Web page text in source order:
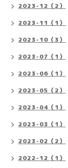
2023-12（2）
2023-11（1）
2023-10（3）
2023-07（1）
2023-06（1）
2023-05（2）
2023-04（1）
2023-03（1）
2023-02（2）
2022-12（1）